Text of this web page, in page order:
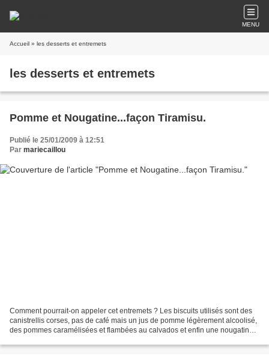
MENU
Accueil » les desserts et entremets
les desserts et entremets
Pomme et Nougatine...façon Tiramisu.
Publié le 25/01/2009 à 12:51
Par mariecaillou
Comment pourrait-on appeler cet entremets ? Les biscuits utilisés sont des
canistrellis corses, pas de café mais un jus de pomme légèrement alcoolisé,
des pommes caramélisées et flambées au calvados et enfin une nougatine